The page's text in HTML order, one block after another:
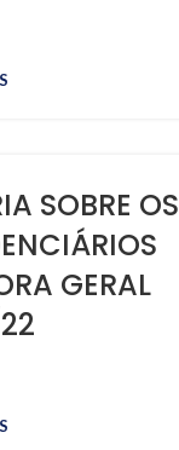
SOBRE OS
GERAL